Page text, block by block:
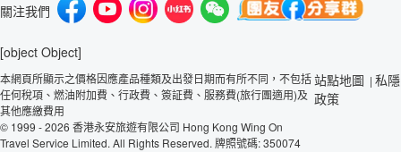
關注我們
[object Object]
本網頁所顯示之價格因應產品種類及出發日期而有所不同，不包括
任何稅項、燃油附加費、行政費、簽証費、服務費(旅行團適用)及
其他應繳費用
© 1999 - 2026 香港永安旅遊有限公司 Hong Kong Wing On
Travel Service Limited. All Rights Reserved. 牌照號碼: 350074
站點地圖 | 私隱
政策